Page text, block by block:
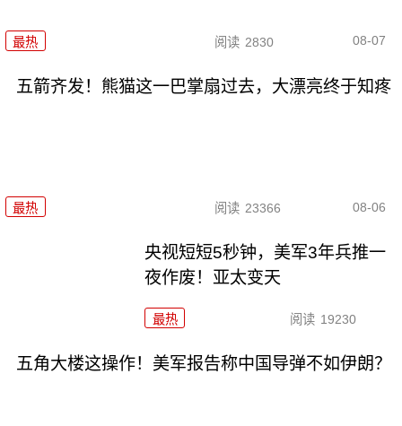
最热 阅读 2830 08-07
五箭齐发！熊猫这一巴掌扇过去，大漂亮终于知疼
最热 阅读 23366 08-06
央视短短5秒钟，美军3年兵推一
夜作废！亚太变天
最热 阅读 19230
五角大楼这操作！美军报告称中国导弹不如伊朗？